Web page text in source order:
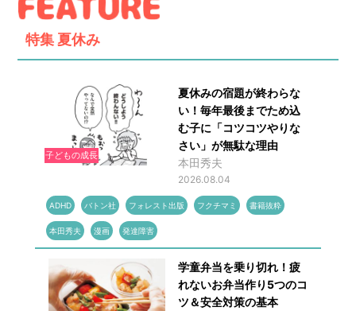
特集 夏休み
子どもの成長
夏休みの宿題が終わらな
い！毎年最後までため込
む子に「コツコツやりな
さい」が無駄な理由
本田秀夫
2026.08.04
ADHD バトン社 フォレスト出版 フクチマミ 書籍抜粋
本田秀夫 漫画 発達障害
学童弁当を乗り切れ！疲
れないお弁当作り5つのコ
ツ＆安全対策の基本